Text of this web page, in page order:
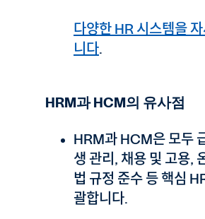
다양한 HR 시스템을
니다.
HRM과 HCM의 유사점
HRM과 HCM은 모두
생 관리, 채용 및 고용,
법 규정 준수 등 핵심
괄합니다.